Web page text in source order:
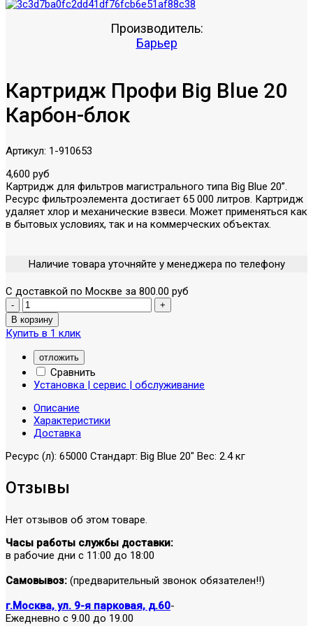
Производитель:
Барьер
Картридж Профи Big Blue 20
Карбон-блок
Артикул: 1-910653
4,600 руб
Картридж для фильтров магистрального типа Big Blue 20”.
Ресурс фильтроэлемента достигает 65 000 литров. Картридж
удаляет хлор и механические взвеси. Может применяться как
в бытовых условиях, так и на коммерческих объектах.
Наличие товара уточняйте у менеджера по телефону
С доставкой по Москве за 800.00 руб
Купить в 1 клик
отложить
Сравнить
Установка | сервис | обслуживание
Описание
Характеристики
Доставка
Ресурс (л): 65000 Стандарт: Big Blue 20" Вес: 2.4 кг
Отзывы
Нет отзывов об этом товаре.
Часы работы службы доставки:
в рабочие дни с 11:00 до 18:00
Самовывоз: (предварительный звонок обязателен!!)
г.Москва, ул. 9-я парковая, д.60-
Ежедневно с 9.00 до 19.00